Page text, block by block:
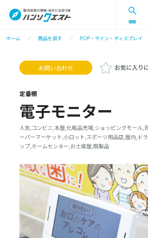
検索
ホーム 商品を探す POP・サイン・ディスプレイ
お問い合わせ お気に入り
定番棚
電子モニター
人気,コンビニ,本屋,化粧品売場,ショッピングモール,
ーパーマーケット,小ロット,スポーツ用品店,屋内,ド
ップ,ホームセンター,お土産屋,既製品